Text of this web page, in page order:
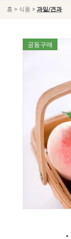
홈 > 식품 > 과일/견과
공동구매